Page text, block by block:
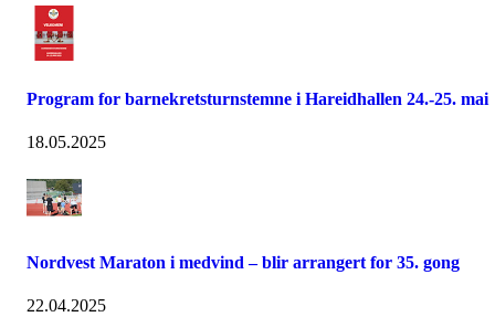
Program for barnekretsturnstemne i Hareidhallen 24.-25. mai
18.05.2025
Nordvest Maraton i medvind – blir arrangert for 35. gong
22.04.2025